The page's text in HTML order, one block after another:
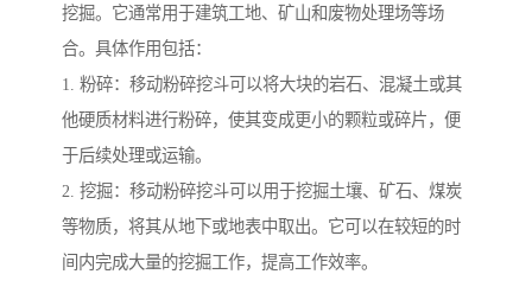
挖掘。它通常用于建筑工地、矿山和废物处理场等场
合。具体作用包括：
1. 粉碎：移动粉碎挖斗可以将大块的岩石、混凝土或其
他硬质材料进行粉碎，使其变成更小的颗粒或碎片，便
于后续处理或运输。
2. 挖掘：移动粉碎挖斗可以用于挖掘土壤、矿石、煤炭
等物质，将其从地下或地表中取出。它可以在较短的时
间内完成大量的挖掘工作，提高工作效率。